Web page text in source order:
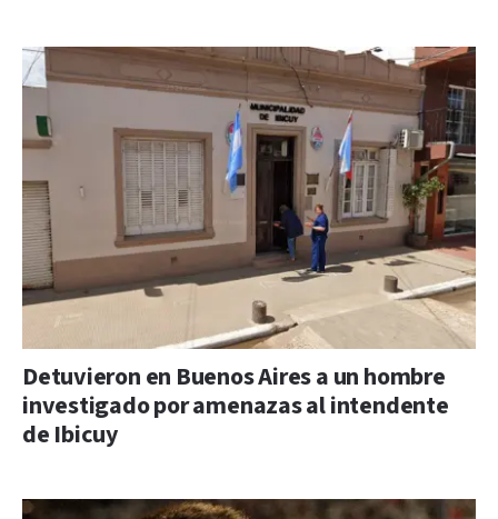
Detuvieron en Buenos Aires a un hombre
investigado por amenazas al intendente
de Ibicuy